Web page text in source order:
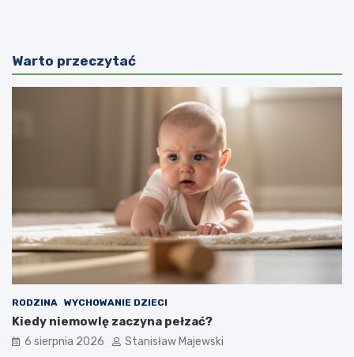
Warto przeczytać
RODZINA WYCHOWANIE DZIECI
Kiedy niemowlę zaczyna pełzać?
6 sierpnia 2026 Stanisław Majewski